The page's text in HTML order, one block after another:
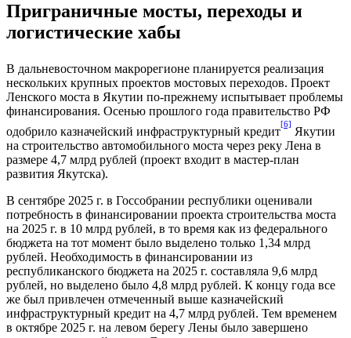
Приграничные мосты, переходы и
логистические хабы
В дальневосточном макрорегионе планируется реализация
нескольких крупных проектов мостовых переходов. Проект
Ленского моста в Якутии по-прежнему испытывает проблемы
финансирования. Осенью прошлого года правительство РФ
одобрило казначейский инфраструктурный кредит
[6]
Якутии
на строительство автомобильного моста через реку Лена в
размере 4,7 млрд рублей (проект входит в мастер-план
развития Якутска).
В сентябре 2025 г. в Госсобрании республики оценивали
потребность в финансировании проекта строительства моста
на 2025 г. в 10 млрд рублей, в то время как из федерального
бюджета на тот момент было выделено только 1,34 млрд
рублей. Необходимость в финансировании из
республиканского бюджета на 2025 г. составляла 9,6 млрд
рублей, но выделено было 4,8 млрд рублей. К концу года все
же был привлечен отмеченный выше казначейский
инфраструктурный кредит на 4,7 млрд рублей. Тем временем
в октябре 2025 г. на левом берегу Лены было завершено